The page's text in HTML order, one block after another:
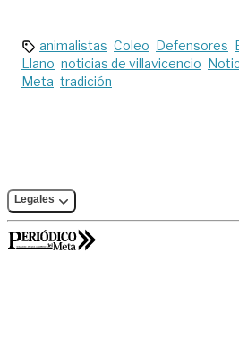
animalistas Coleo Defensores
Llano noticias de villavicencio
Meta tradición
Legales